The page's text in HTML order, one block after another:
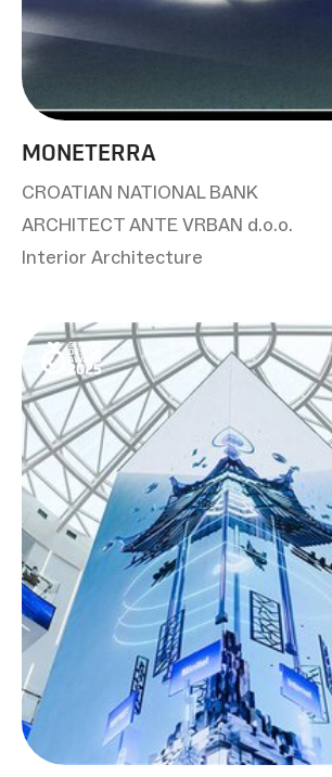
MONETERRA
CROATIAN NATIONAL BANK
ARCHITECT ANTE VRBAN d.o.o.
Interior Architecture